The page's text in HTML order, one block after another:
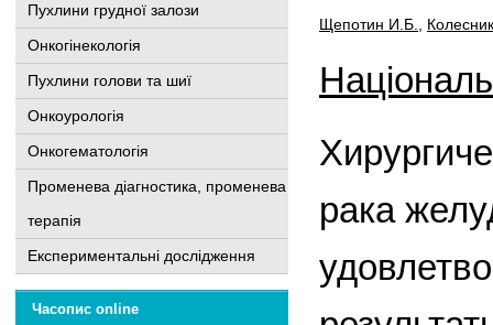
Пухлини грудної залози
Онкогінекологія
Пухлини голови та шиї
Онкоурологія
Онкогематологія
Променева діагностика, променева
терапія
Експериментальні дослідження
Часопис online
Щепотин И.Б.
рака